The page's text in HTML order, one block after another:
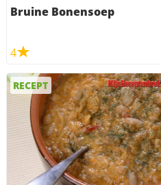
Bruine Bonensoep
4
RECEPT